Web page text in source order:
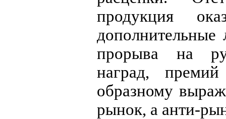
продукция
прорыва на
наград,
образному
рынок, а анти-